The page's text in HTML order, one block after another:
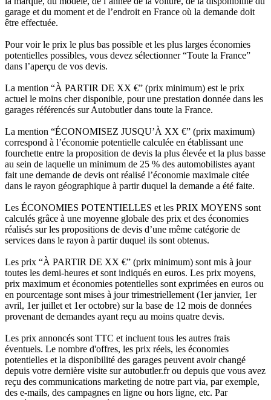
garage et du moment et de l’endroit en France où la demande doit
être effectuée.
Pour voir le prix le plus bas possible et les plus larges économies
potentielles possibles, vous devez sélectionner “Toute la France”
dans l’aperçu de vos devis.
La mention “À PARTIR DE XX €” (prix minimum) est le prix
actuel le moins cher disponible, pour une prestation donnée dans les
garages référencés sur Autobutler dans toute la France.
La mention “ÉCONOMISEZ JUSQU’À XX €” (prix maximum)
correspond à l’économie potentielle calculée en établissant une
fourchette entre la proposition de devis la plus élevée et la plus basse
au sein de laquelle un minimum de 25 % des automobilistes ayant
fait une demande de devis ont réalisé l’économie maximale citée
dans le rayon géographique à partir duquel la demande a été faite.
Les ÉCONOMIES POTENTIELLES et les PRIX MOYENS sont
calculés grâce à une moyenne globale des prix et des économies
réalisés sur les propositions de devis d’une même catégorie de
services dans le rayon à partir duquel ils sont obtenus.
Les prix “À PARTIR DE XX €” (prix minimum) sont mis à jour
toutes les demi-heures et sont indiqués en euros. Les prix moyens,
prix maximum et économies potentielles sont exprimées en euros ou
en pourcentage sont mises à jour trimestriellement (1er janvier, 1er
avril, 1er juillet et 1er octobre) sur la base de 12 mois de données
provenant de demandes ayant reçu au moins quatre devis.
Les prix annoncés sont TTC et incluent tous les autres frais
éventuels. Le nombre d'offres, les prix réels, les économies
potentielles et la disponibilité des garages peuvent avoir changé
depuis votre dernière visite sur autobutler.fr ou depuis que vous avez
reçu des communications marketing de notre part via, par exemple,
des e-mails, des campagnes en ligne ou hors ligne, etc. Par